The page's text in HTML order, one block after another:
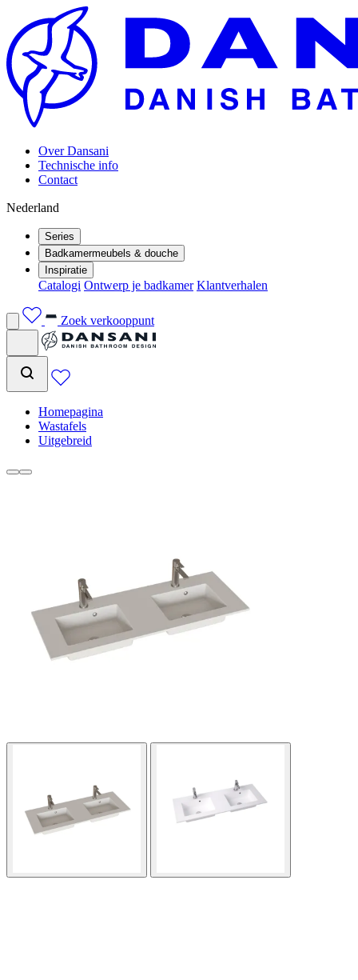
Over Dansani
Technische info
Contact
Nederland
Series
Badkamermeubels & douche
Inspiratie
Catalogi Ontwerp je badkamer Klantverhalen
Zoek verkooppunt
Homepagina
Wastafels
Uitgebreid